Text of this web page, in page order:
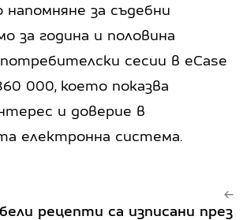
бели рецепти са изписани през
за съдебни
за година и половина
сесии в eCase
000, което показва
и доверие в
електронна система.